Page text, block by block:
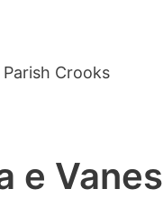
e